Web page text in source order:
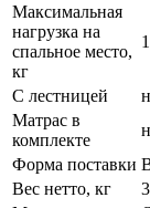
Максимальная
нагрузка на
спальное место,
кг
С лестницей
Матрас в
комплекте
Форма поставки
Вес нетто, кг